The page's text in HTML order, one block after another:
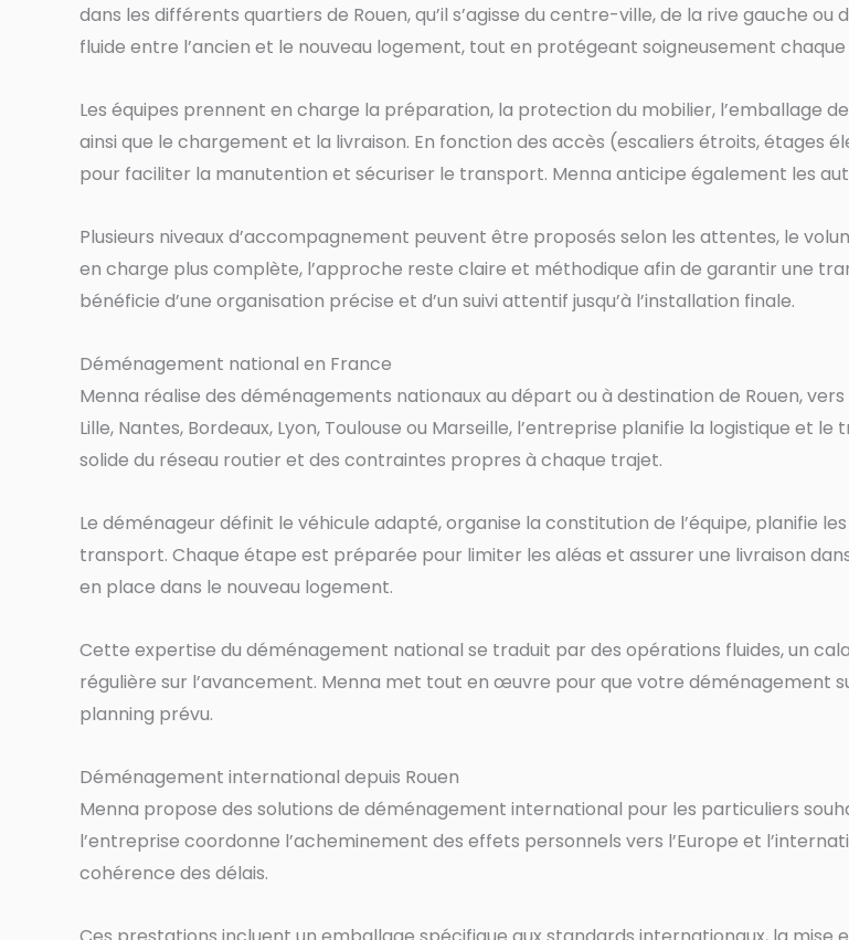
dans les différents quartiers de Rouen, qu’il s’agisse du centre-ville, de la rive gauche
fluide entre l’ancien et le nouveau logement, tout en protégeant soigneusement
Les équipes prennent en charge la préparation, la protection du mobilier, l’emballage
ainsi que le chargement et la livraison. En fonction des accès (escaliers étroits, étages
pour faciliter la manutention et sécuriser le transport. Menna anticipe également les
Plusieurs niveaux d’accompagnement peuvent être proposés selon les attentes, le
en charge plus complète, l’approche reste claire et méthodique afin de garantir une
bénéficie d’une organisation précise et d’un suivi attentif jusqu’à l’installation finale.
Déménagement national en France
Menna réalise des déménagements nationaux au départ ou à destination de Rouen,
Lille, Nantes, Bordeaux, Lyon, Toulouse ou Marseille, l’entreprise planifie la logistique et
solide du réseau routier et des contraintes propres à chaque trajet.
Le déménageur définit le véhicule adapté, organise la constitution de l’équipe, planifie
transport. Chaque étape est préparée pour limiter les aléas et assurer une livraison
en place dans le nouveau logement.
Cette expertise du déménagement national se traduit par des opérations fluides, un
régulière sur l’avancement. Menna met tout en œuvre pour que votre déménagement
planning prévu.
Déménagement international depuis Rouen
Menna propose des solutions de déménagement international pour les particuliers
l’entreprise coordonne l’acheminement des effets personnels vers l’Europe et
cohérence des délais.